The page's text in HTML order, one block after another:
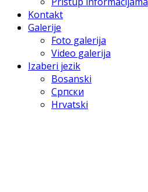
Kontakt
Galerije
Foto galerija
Video galerija
Izaberi jezik
Bosanski
Српски
Hrvatski